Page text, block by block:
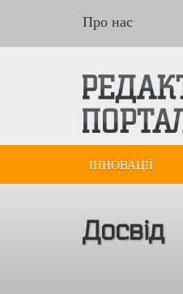
Про нас
ІННОВАЦІЇ
Досвід